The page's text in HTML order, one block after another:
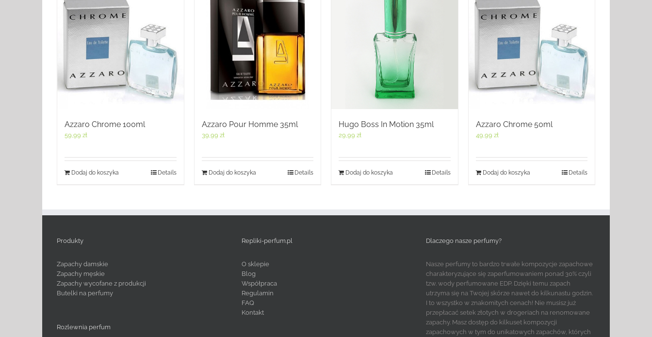
Azzaro Chrome 100ml
59,99 zł
Dodaj do koszyka Details
Azzaro Pour Homme 35ml
39,99 zł
Dodaj do koszyka Details
Hugo Boss In Motion 35ml
29,99 zł
Dodaj do koszyka Details
Azzaro Chrome 50ml
49,99 zł
Dodaj do koszyka Details
Produkty
Zapachy damskie
Zapachy męskie
Zapachy wycofane z produkcji
Butelki na perfumy
Rozlewnia perfum
Repliki-perfum.pl
O sklepie
Blog
Współpraca
Regulamin
FAQ
Kontakt
Dlaczego nasze perfumy?
Nasze perfumy to bardzo trwałe kompozycje zapachowe
charakteryzujące się zaperfumowaniem ponad 30% czyli
tzw. wody perfumowane EDP. Dzięki temu zapach
utrzyma się na Twojej skórze nawet do kilkunastu godzin.
I to wszystko w znakomitych cenach! Nie musisz już
przepłacać setek złotych w drogeriach na renomowane
zapachy. Masz dostęp do kilkuset kompozycji
zapachowych w tym do unikatowych zapachów, których